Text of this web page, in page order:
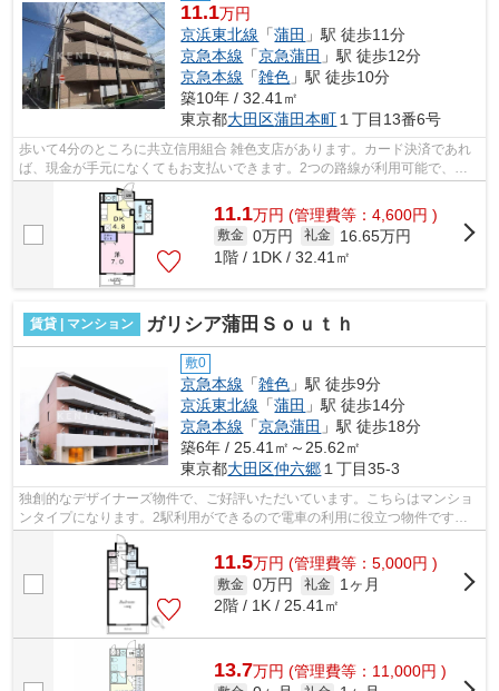
11.1万円
京浜東北線 「蒲田 」駅 徒歩11分
京急本線 「京急蒲田 」駅 徒歩12分
京急本線 「雑色 」駅 徒歩10分
築10年 / 32.41㎡
東京都大田区蒲田本町 １丁目13番6号
歩いて4分のところに共立信用組合 雑色支店があります。カード決済であれ
ば、現金が手元になくてもお支払いできます。2つの路線が利用可能で、ど
ちらかの路線にトラブルがあっても別ル...
11.1万円 (管理費等：4,600円 )
敷金 0万円 礼金
16.65万円
1階 / 1DK / 32.41㎡
賃貸 | マンション ガリシア蒲田Ｓｏｕｔｈ
敷0
京急本線 「雑色 」駅 徒歩9分
京浜東北線 「蒲田 」駅 徒歩14分
京急本線 「京急蒲田 」駅 徒歩18分
築6年 / 25.41㎡～25.62㎡
東京都大田区仲六郷 １丁目35-3
独創的なデザイナーズ物件で、ご好評いただいています。こちらはマンショ
ンタイプになります。2駅利用ができるので電車の利用に役立つ物件です。
初期費用のカード決済ができます。平坦...
11.5万円 (管理費等：5,000円 )
敷金 0万円 礼金
1ヶ月
2階 / 1K / 25.41㎡
13.7万円 (管理費等：11,000円 )